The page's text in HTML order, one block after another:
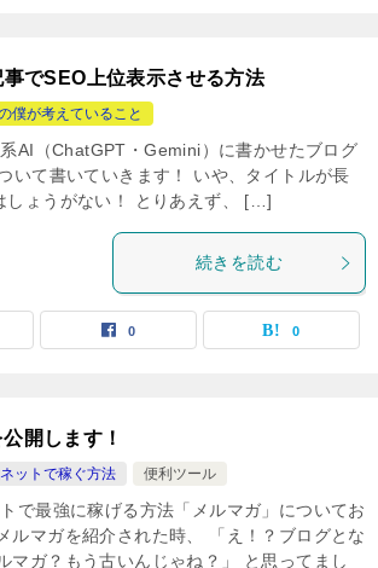
でSEO上位表示させる方法
僕が考えていること
AI（ChatGPT・Gemini）に書かせたブログ
いて書いていきます！ いや、タイトルが長
しょうがない！ とりあえず、 […]
続きを読む
0 0
開します！
ットで稼ぐ方法 便利ツール
で最強に稼げる方法「メルマガ」についてお
ルマガを紹介された時、 「え！？ブログとな
マガ？もう古いんじゃね？」 と思ってまし